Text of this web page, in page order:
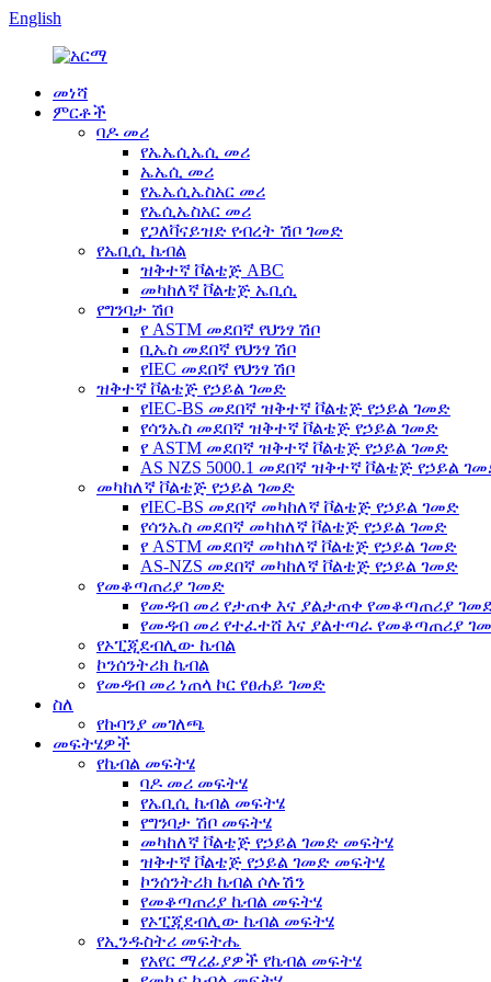
English
መነሻ
ምርቶች
ባዶ መሪ
የኤኤሲኤሲ መሪ
ኤኤሲ መሪ
የኤኤሲኤስአር መሪ
የኤሲኤስአር መሪ
የጋለቫናይዝድ የብረት ሽቦ ገመድ
የኤቢሲ ኬብል
ዝቅተኛ ቮልቴጅ ABC
መካከለኛ ቮልቴጅ ኤቢሲ
የግንባታ ሽቦ
የ ASTM መደበኛ የህንፃ ሽቦ
ቢኤስ መደበኛ የህንፃ ሽቦ
የIEC መደበኛ የህንፃ ሽቦ
ዝቅተኛ ቮልቴጅ የኃይል ገመድ
የIEC-BS መደበኛ ዝቅተኛ ቮልቴጅ የኃይል ገመድ
የሳንኤስ መደበኛ ዝቅተኛ ቮልቴጅ የኃይል ገመድ
የ ASTM መደበኛ ዝቅተኛ ቮልቴጅ የኃይል ገመድ
AS NZS 5000.1 መደበኛ ዝቅተኛ ቮልቴጅ የኃይል
መካከለኛ ቮልቴጅ የኃይል ገመድ
የIEC-BS መደበኛ መካከለኛ ቮልቴጅ የኃይል ገመድ
የሳንኤስ መደበኛ መካከለኛ ቮልቴጅ የኃይል ገመድ
የ ASTM መደበኛ መካከለኛ ቮልቴጅ የኃይል ገመድ
AS-NZS መደበኛ መካከለኛ ቮልቴጅ የኃይል ገመድ
የመቆጣጠሪያ ገመድ
የመዳብ መሪ የታጠቀ እና ያልታጠቀ የመቆጣጠሪያ
የመዳብ መሪ የተፈተሸ እና ያልተጣራ የመቆጣጠሪያ
የኦፒጂደብሊው ኬብል
ኮንሰንትሪክ ኬብል
የመዳብ መሪ ነጠላ ኮር የፀሐይ ገመድ
ስለ
የኩባንያ መገለጫ
መፍትሄዎች
የኬብል መፍትሄ
ባዶ መሪ መፍትሄ
የኤቢሲ ኬብል መፍትሄ
የግንባታ ሽቦ መፍትሄ
መካከለኛ ቮልቴጅ የኃይል ገመድ መፍትሄ
ዝቅተኛ ቮልቴጅ የኃይል ገመድ መፍትሄ
ኮንሰንትሪክ ኬብል ሶሉሽን
የመቆጣጠሪያ ኬብል መፍትሄ
የኦፒጂደብሊው ኬብል መፍትሄ
የኢንዱስትሪ መፍትሔ
የአየር ማረፊያዎች የኬብል መፍትሄ